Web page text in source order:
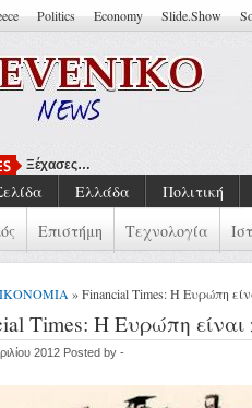
Politics Economy Slide.Show
Ξέχασες…
Ελλάδα Πολιτική
Επιστήμη Τεχνολογία
» Financial Times: Η Ευρώπη
Times: Η Ευρώπη
2012 Posted by -